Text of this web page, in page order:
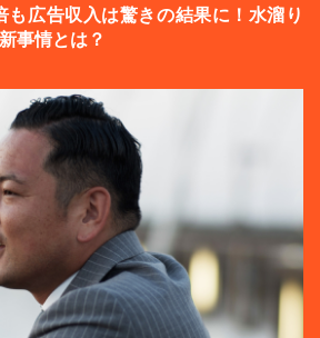
も広告収入は驚きの結果に！水溜り
事情とは？